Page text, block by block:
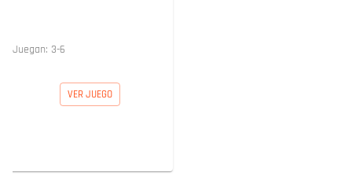
Juegan: 3-6
VER JUEGO